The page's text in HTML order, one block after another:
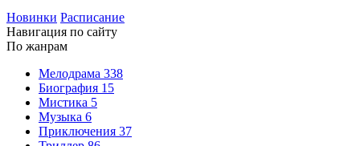
Новинки Расписание
Навигация по сайту
По жанрам
Мелодрама 338
Биография 15
Мистика 5
Музыка 6
Приключения 37